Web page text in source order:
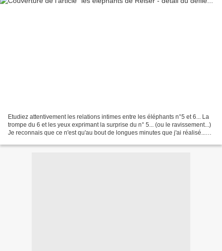
Etudiez attentivement les relations intimes entre les éléphants n°5 et 6... La
trompe du 6 et les yeux exprimant la surprise du n° 5... (ou le ravissement...)
Je reconnais que ce n'est qu'au bout de longues minutes que j'ai réalisé...